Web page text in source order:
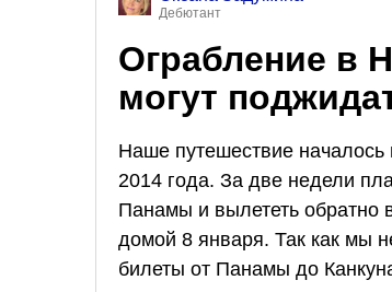
Дебютант
Ограбление в
могут
Наше путешествие
2014 года. За две недели
Панамы и вылететь обратно
домой 8 января. Так как мы
билеты от Панамы до